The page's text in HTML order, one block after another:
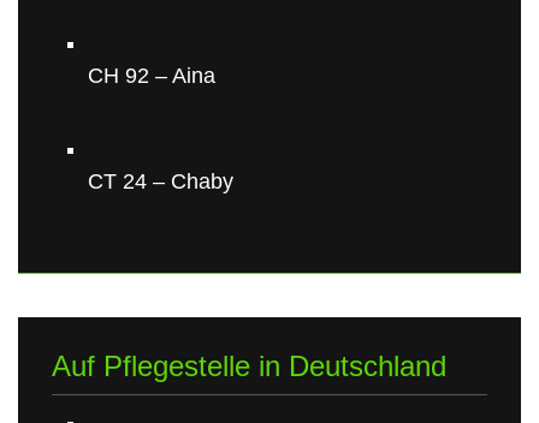
CH 92 – Aina
CT 24 – Chaby
Auf Pflegestelle in Deutschland